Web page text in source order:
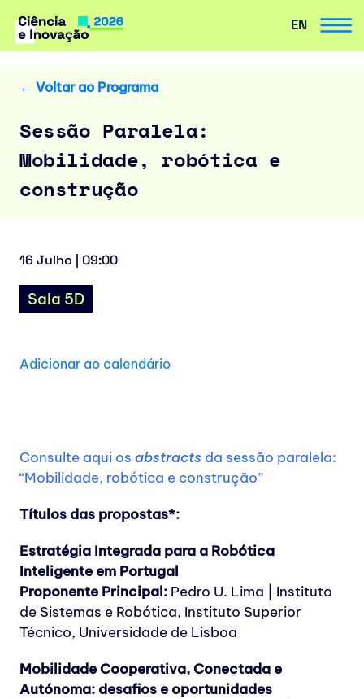
Avançar
EN
← Voltar ao Programa
Sessão Paralela:
Mobilidade, robótica e
construção
16 Julho | 09:00
Sala 5D
Adicionar ao calendário
Consulte aqui os abstracts da sessão paralela:
“Mobilidade, robótica e construção”
Títulos das propostas*:
Estratégia Integrada para a Robótica
Inteligente em Portugal
Proponente Principal: Pedro U. Lima | Instituto
de Sistemas e Robótica, Instituto Superior
Técnico, Universidade de Lisboa
Mobilidade Cooperativa, Conectada e
Autónoma: desafios e oportunidades